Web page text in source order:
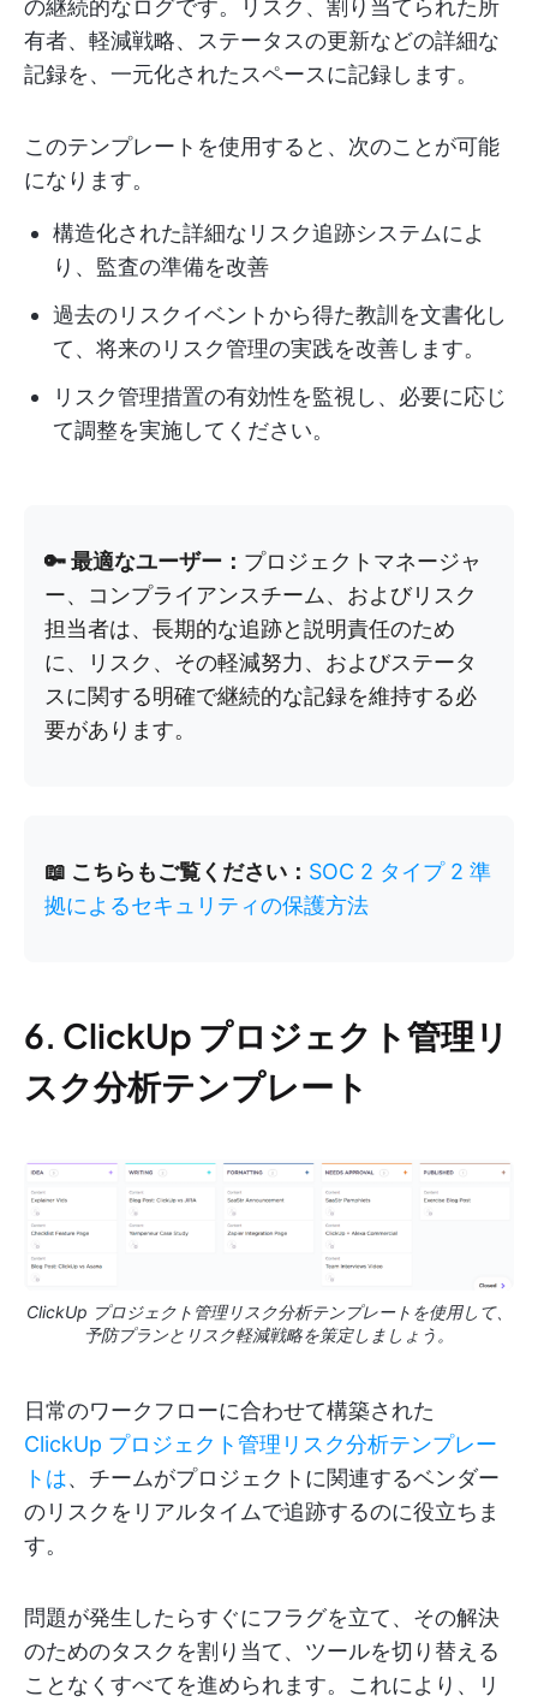
の継続的なログです。リスク、割り当てられた所
有者、軽減戦略、ステータスの更新などの詳細な
記録を、一元化されたスペースに記録します。
このテンプレートを使用すると、次のことが可能
になります。
構造化された詳細なリスク追跡システムによ
り、監査の準備を改善
過去のリスクイベントから得た教訓を文書化し
て、将来のリスク管理の実践を改善します。
リスク管理措置の有効性を監視し、必要に応じ
て調整を実施してください。
🔑 最適なユーザー： プロジェクトマネージャ
ー、コンプライアンスチーム、およびリスク
担当者は、長期的な追跡と説明責任のため
に、リスク、その軽減努力、およびステータ
スに関する明確で継続的な記録を維持する必
要があります。
📖 こちらもご覧ください： SOC 2 タイプ 2 準
拠によるセキュリティの保護方法
6. ClickUp プロジェクト管理リ
スク分析テンプレート
ClickUp プロジェクト管理リスク分析テンプレートを使用して、
予防プランとリスク軽減戦略を策定しましょう。
日常のワークフローに合わせて構築された
ClickUp プロジェクト管理リスク分析テンプレー
トは、チームがプロジェクトに関連するベンダー
のリスクをリアルタイムで追跡するのに役立ちま
す。
問題が発生したらすぐにフラグを立て、その解決
のためのタスクを割り当て、ツールを切り替える
ことなくすべてを進められます。これにより、リ